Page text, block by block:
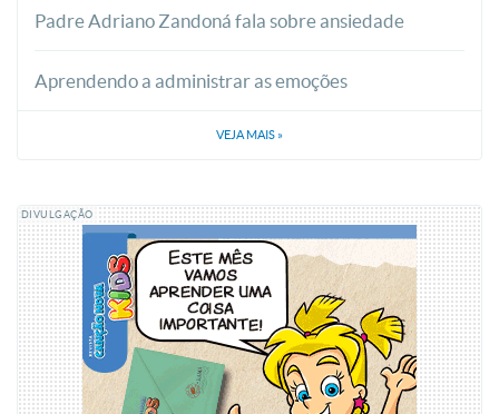
Padre Adriano Zandoná fala sobre ansiedade
Aprendendo a administrar as emoções
VEJA MAIS »
DIVULGAÇÃO